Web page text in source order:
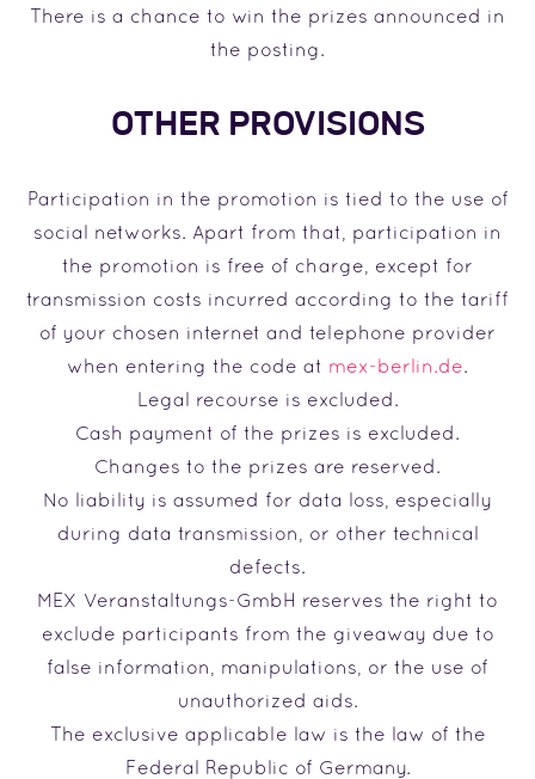
There is a chance to win the prizes announced in
the posting.
OTHER PROVISIONS
Participation in the promotion is tied to the use of
social networks. Apart from that, participation in
the promotion is free of charge, except for
transmission costs incurred according to the tariff
of your chosen internet and telephone provider
when entering the code at mex-berlin.de.
Legal recourse is excluded.
Cash payment of the prizes is excluded.
Changes to the prizes are reserved.
No liability is assumed for data loss, especially
during data transmission, or other technical
defects.
MEX Veranstaltungs-GmbH reserves the right to
exclude participants from the giveaway due to
false information, manipulations, or the use of
unauthorized aids.
The exclusive applicable law is the law of the
Federal Republic of Germany.